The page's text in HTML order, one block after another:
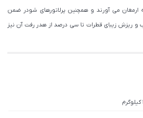
می آورند و همچنین پرلاتورهای شودر ضمن
ریزش زیبای قطرات تا سی درصد از هدر رفت آن نیز
1 کیلوگرم